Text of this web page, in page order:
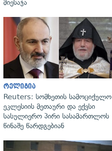
მიესაჯა
რელიგია
Reuters: სომხეთის სამოციქულო
ეკლესიის მეთაური და ექვსი
სასულიერო პირი სასამართლოს
წინაშე წარდგებიან